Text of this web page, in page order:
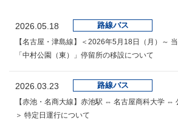
2026.05.18 路線バス
【名古屋・津島線】＜2026年5月18日（月）～
「中村公園（東）」停留所の移設について
2026.03.23 路線バス
【赤池・名商大線】赤池駅 ⇔ 名古屋商科大学 ⇔
＞ 特定日運行について